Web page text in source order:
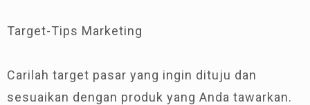
Target-Tips Marketing
Carilah target pasar yang ingin dituju dan
sesuaikan dengan produk yang Anda tawarkan.